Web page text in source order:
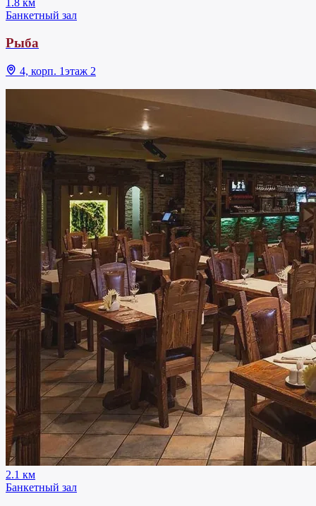
1.8 км
Банкетный зал
Рыба
4, корп. 1этаж 2
2.1 км
Банкетный зал